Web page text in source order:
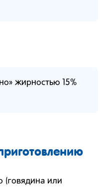
жирностью 15%
(говядина или